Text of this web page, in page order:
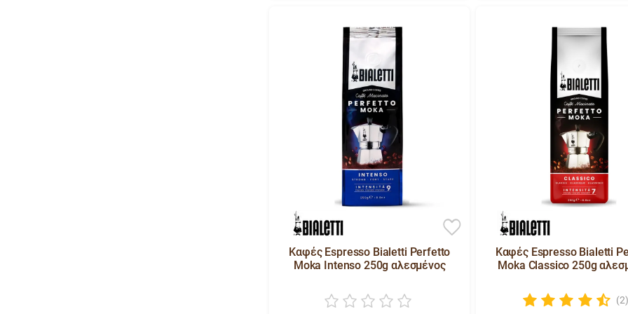
Καφές Espresso Bialetti Perfetto
Moka Intenso 250g αλεσμένος
Καφές Espresso Bialetti
Moka Classico 250g
(2)